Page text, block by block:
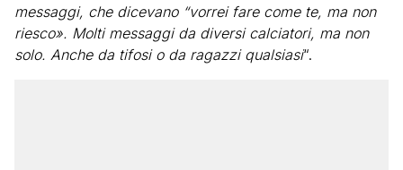
messaggi, che dicevano “vorrei fare come te, ma non
riesco». Molti messaggi da diversi calciatori, ma non
solo. Anche da tifosi o da ragazzi qualsiasi“.